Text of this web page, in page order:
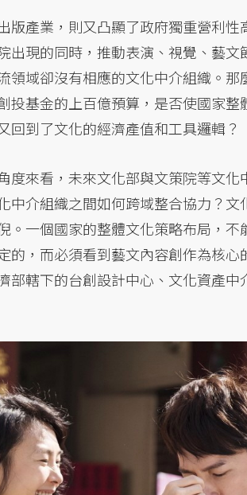
版產業，則又凸顯了政府獨重營利
出現的同時，推動表演、視覺、藝
領域卻沒有相應的文化中介組織。
投基金的上百億預算，是否使國家
回到了文化的經濟產值和工具邏輯？
度來看，未來文化部與文策院等文化
中介組織之間如何跨域整合協力？
。一個國家的整體文化策略布局，
的，而必須看到藝文內容創作為核
部轄下的台創設計中心、文化資產